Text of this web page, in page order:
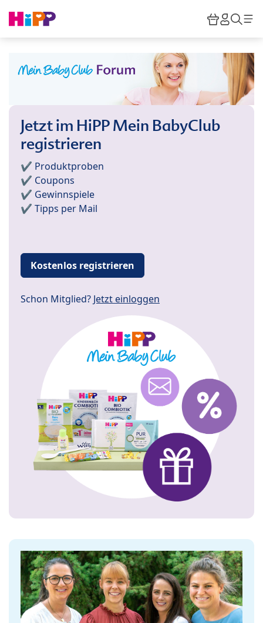
HiPP
Jetzt im HiPP Mein BabyClub
registrieren
✔️ Produktproben
✔️ Coupons
✔️ Gewinnspiele
✔️ Tipps per Mail
Kostenlos registrieren
Schon Mitglied? Jetzt einloggen